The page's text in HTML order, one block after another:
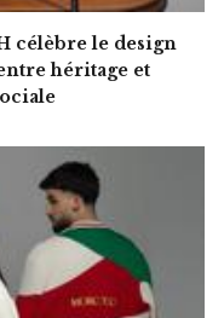
célèbre le design
héritage et